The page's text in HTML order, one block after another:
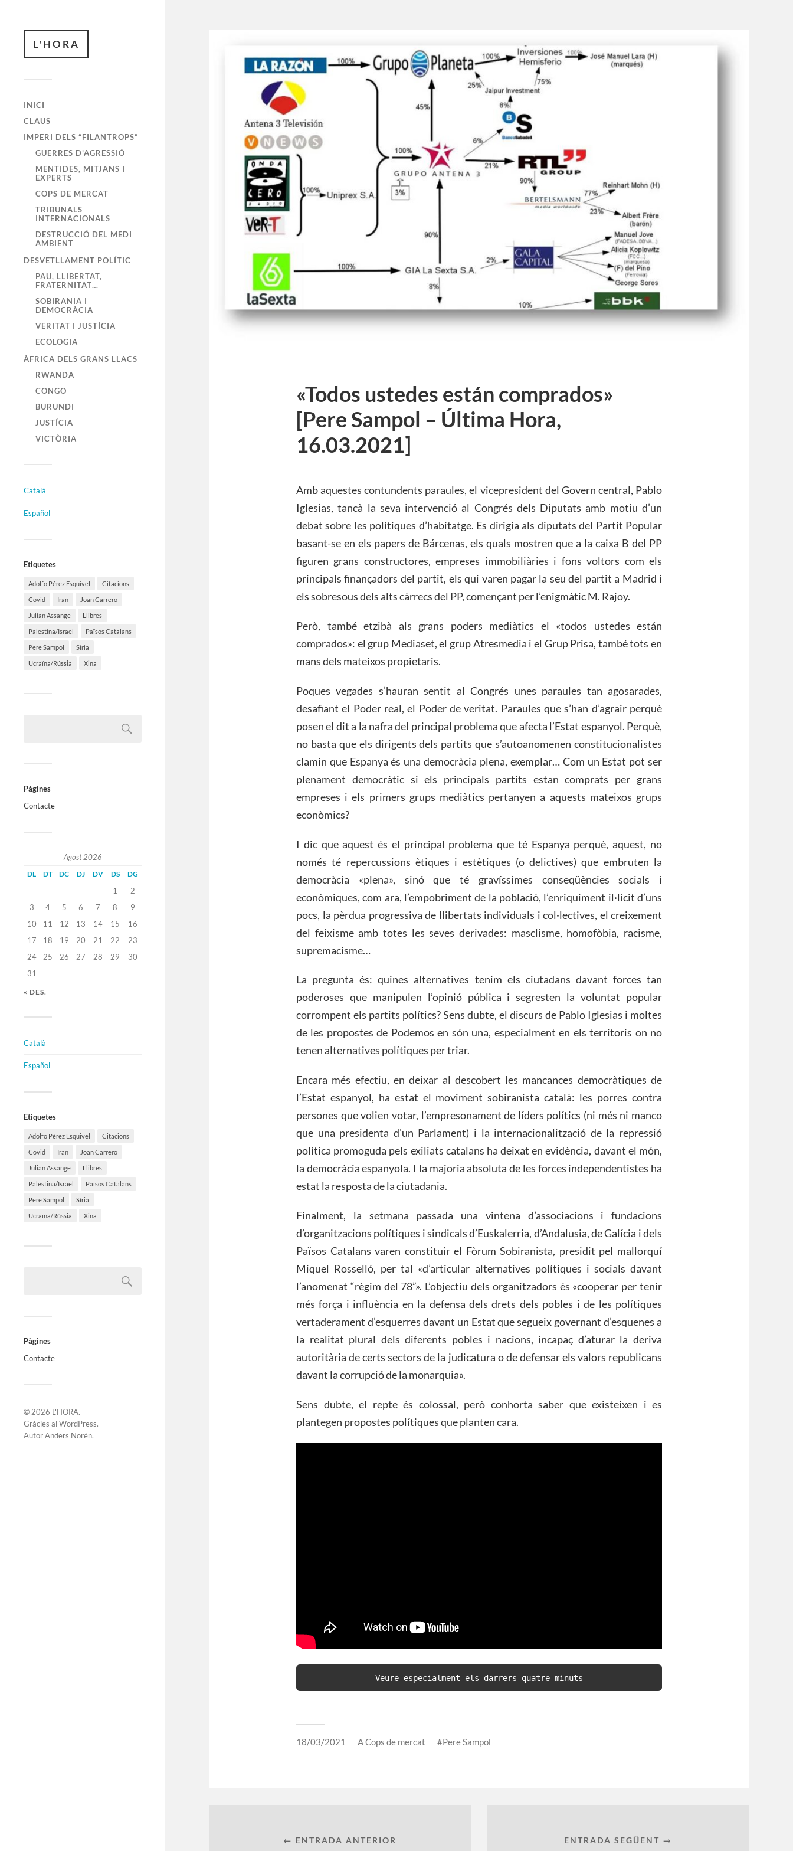
L'HORA
INICI
CLAUS
IMPERI DELS “FILANTROPS”
GUERRES D’AGRESSIÓ
MENTIDES, MITJANS I
EXPERTS
COPS DE MERCAT
TRIBUNALS
INTERNACIONALS
DESTRUCCIÓ DEL MEDI
AMBIENT
DESVETLLAMENT POLÍTIC
PAU, LLIBERTAT,
FRATERNITAT…
SOBIRANIA I
DEMOCRÀCIA
VERITAT I JUSTÍCIA
ECOLOGIA
ÀFRICA DELS GRANS LLACS
RWANDA
CONGO
BURUNDI
JUSTÍCIA
VICTÒRIA
Català
Español
Etiquetes
Adolfo Pérez Esquivel Citacions
Covid Iran Joan Carrero
Julian Assange Llibres
Palestina/Israel Països Catalans
Pere Sampol Síria
Ucraïna/Rússia Xina
Pàgines
Contacte
Agost 2026
DL DT DC DJ DV DS DG
1
2
3
4 5 6 7 8
9
10
11 12 13 14 15
16
17
18 19 20 21 22
23
24
25 26 27 28 29
30
31
« DES.
Català
Español
Etiquetes
Adolfo Pérez Esquivel Citacions
Covid Iran Joan Carrero
Julian Assange Llibres
Palestina/Israel Països Catalans
Pere Sampol Síria
Ucraïna/Rússia Xina
Pàgines
Contacte
© 2026 L'HORA.
Gràcies alWordPress.
AutorAnders Norén.
«Todos ustedes están comprados»
[Pere Sampol – Última Hora,
16.03.2021]
Amb aquestes contundents paraules, el vicepresident del Govern central, Pablo
Iglesias, tancà la seva intervenció al Congrés dels Diputats amb motiu d’un
debat sobre les polítiques d’habitatge. Es dirigia als diputats del Partit Popular
basant-se en els papers de Bárcenas, els quals mostren que a la caixa B del PP
figuren grans constructores, empreses immobiliàries i fons voltors com els
principals finançadors del partit, els qui varen pagar la seu del partit a Madrid i
els sobresous dels alts càrrecs del PP, començant per l’enigmàtic M. Rajoy.
Però, també etzibà als grans poders mediàtics el «todos ustedes están
comprados»: el grup Mediaset, el grup Atresmedia i el Grup Prisa, també tots en
mans dels mateixos propietaris.
Poques vegades s’hauran sentit al Congrés unes paraules tan agosarades,
desafiant el Poder real, el Poder de veritat. Paraules que s’han d’agrair perquè
posen el dit a la nafra del principal problema que afecta l’Estat espanyol. Perquè,
no basta que els dirigents dels partits que s’autoanomenen constitucionalistes
clamin que Espanya és una democràcia plena, exemplar… Com un Estat pot ser
plenament democràtic si els principals partits estan comprats per grans
empreses i els primers grups mediàtics pertanyen a aquests mateixos grups
econòmics?
I dic que aquest és el principal problema que té Espanya perquè, aquest, no
només té repercussions ètiques i estètiques (o delictives) que embruten la
democràcia «plena», sinó que té gravíssimes conseqüències socials i
econòmiques, com ara, l’empobriment de la població, l’enriquiment il·lícit d’uns
pocs, la pèrdua progressiva de llibertats individuals i col·lectives, el creixement
del feixisme amb totes les seves derivades: masclisme, homofòbia, racisme,
supremacisme…
La pregunta és: quines alternatives tenim els ciutadans davant forces tan
poderoses que manipulen l’opinió pública i segresten la voluntat popular
corrompent els partits polítics? Sens dubte, el discurs de Pablo Iglesias i moltes
de les propostes de Podemos en són una, especialment en els territoris on no
tenen alternatives polítiques per triar.
Encara més efectiu, en deixar al descobert les mancances democràtiques de
l’Estat espanyol, ha estat el moviment sobiranista català: les porres contra
persones que volien votar, l’empresonament de líders polítics (ni més ni manco
que una presidenta d’un Parlament) i la internacionalització de la repressió
política promoguda pels exiliats catalans ha deixat en evidència, davant el món,
la democràcia espanyola. I la majoria absoluta de les forces independentistes ha
estat la resposta de la ciutadania.
Finalment, la setmana passada una vintena d’associacions i fundacions
d’organitzacions polítiques i sindicals d’Euskalerria, d’Andalusia, de Galícia i dels
Països Catalans varen constituir el Fòrum Sobiranista, presidit pel mallorquí
Miquel Rosselló, per tal «d’articular alternatives polítiques i socials davant
l’anomenat “règim del 78”». L’objectiu dels organitzadors és «cooperar per tenir
més força i influència en la defensa dels drets dels pobles i de les polítiques
vertaderament d’esquerres davant un Estat que segueix governant d’esquenes a
la realitat plural dels diferents pobles i nacions, incapaç d’aturar la deriva
autoritària de certs sectors de la judicatura o de defensar els valors republicans
davant la corrupció de la monarquia».
Sens dubte, el repte és colossal, però conhorta saber que existeixen i es
plantegen propostes polítiques que planten cara.
Veure especialment els darrers quatre minuts
18/03/2021 ACops de mercat Pere Sampol
← ENTRADA ANTERIOR ENTRADA SEGÜENT →